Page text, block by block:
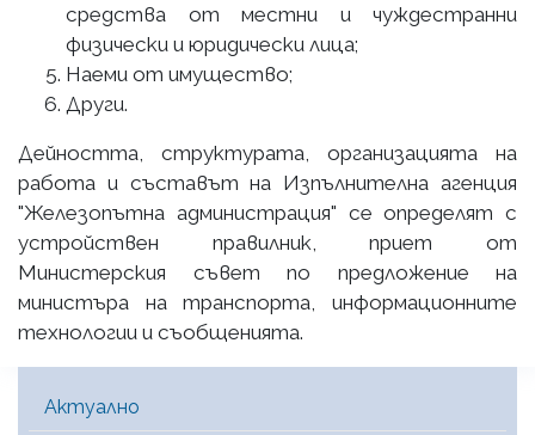
средства от местни и чуждестранни
физически и юридически лица;
Наеми от имущество;
Други.
Дейността, структурата, организацията на
работа и съставът на Изпълнителна агенция
"Железопътна администрация" се определят с
устройствен правилник, приет от
Министерския съвет по предложение на
министъра на транспорта, информационните
технологии и съобщенията.
Main Menu [BG]
Актуално